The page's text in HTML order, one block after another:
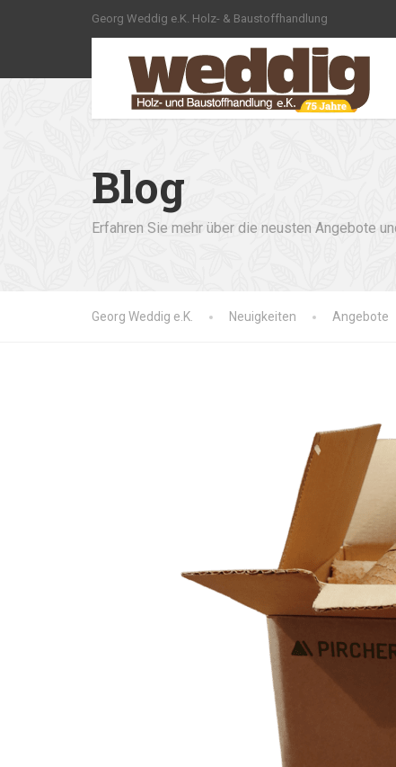
Georg Weddig e.K. Holz- & Baustoffhandlung
Blog
Erfahren Sie mehr über die neusten Angebote
Georg Weddig e.K. Neuigkeiten Angebote